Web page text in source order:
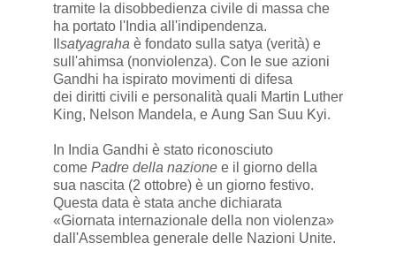
tramite la disobbedienza civile di massa che
ha portato l'India all'indipendenza.
satyagraha è fondato sulla satya (verità) e
sull'ahimsa (nonviolenza). Con le sue azioni
Gandhi ha ispirato movimenti di difesa
dei diritti civili e personalità quali Martin Luther
King, Nelson Mandela, e Aung San Suu Kyi.
In India Gandhi è stato riconosciuto
come Padre della nazionee il giorno della
sua nascita (2 ottobre) è un giorno festivo.
Questa data è stata anche dichiarata
«Giornata internazionale della non violenza»
dall'Assemblea generale delle Nazioni Unite.